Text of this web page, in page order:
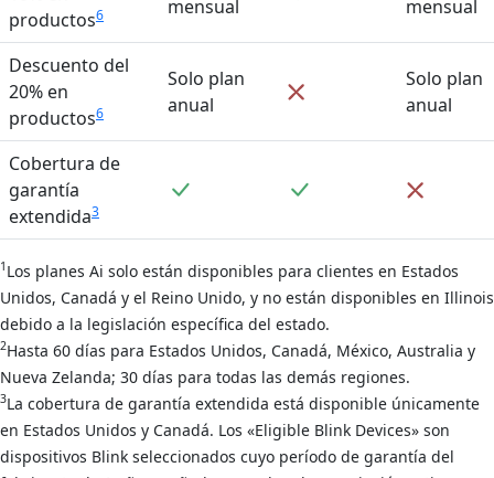
productos6
mensual
mensual
Descuento del
20% en
productos6
Solo plan
anual
Solo plan
anual
Cobertura de
garantía
extendida3
1 Los planes Ai solo están disponibles para clientes en Estados
Unidos, Canadá y el Reino Unido, y no están disponibles en Illinois
debido a la legislación específica del estado.
2Hasta 60 días para Estados Unidos, Canadá, México, Australia y
Nueva Zelanda; 30 días para todas las demás regiones.
3La cobertura de garantía extendida está disponible únicamente
en Estados Unidos y Canadá. Los «Eligible Blink Devices» son
dispositivos Blink seleccionados cuyo período de garantía del